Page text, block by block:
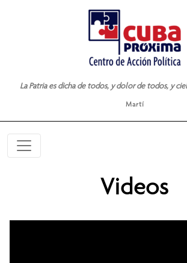
La Patria es dicha de todos, y dolor de todos, y
Martí
Videos